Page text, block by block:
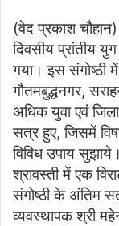
p
p
o
o
k
(वेद प्रकाश चौहान)
दिवसीय प्रांतीय
गया। इस संगोष्ठी
गौतमबुद्धनगर,
अधिक युवा एवं
सत्र हुए, जिसमें
विविध उपाय
श्रावस्ती में एक
संगोष्ठी के अंतिम
व्यवस्थापक श्री